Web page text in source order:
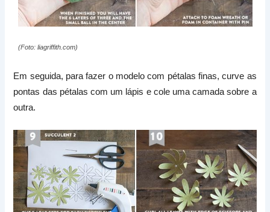
(Foto: liagriffith.com)
Em seguida, para fazer o modelo com pétalas finas, curve as
pontas das pétalas com um lápis e cole uma camada sobre a
outra.